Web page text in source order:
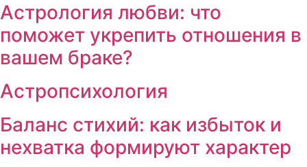
Астрология любви: что
поможет укрепить отношения в
вашем браке?
Астропсихология
Баланс стихий: как избыток и
нехватка формируют характер